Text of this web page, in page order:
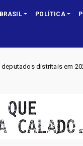
BRASIL POLÍTICA
Brasil